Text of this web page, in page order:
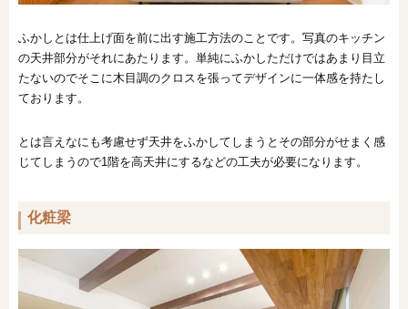
ふかしとは仕上げ面を前に出す施工方法のことです。写真のキッチン
の天井部分がそれにあたります。単純にふかしただけではあまり目立
たないのでそこに木目調のクロスを張ってデザインに一体感を持たし
ております。
とは言えなにも考慮せず天井をふかしてしまうとその部分がせまく感
じてしまうので1階を高天井にするなどの工夫が必要になります。
化粧梁